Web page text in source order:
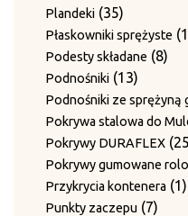
Plandeki 3535
Płaskowniki sprężyste
Podesty składane 88
Podnośniki 1313
Podnośniki ze sprężyną
Pokrywa stalowa do
Pokrywy DURAFLEX
Pokrywy gumowane
Przykrycia kontenera 11
Punkty zaczepu 77